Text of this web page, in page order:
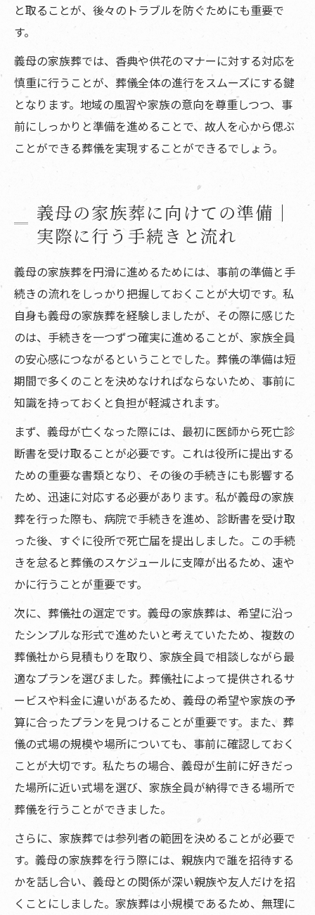
と取ることが、後々のトラブルを防ぐためにも重要で
す。
義母の家族葬では、香典や供花のマナーに対する対応を
慎重に行うことが、葬儀全体の進行をスムーズにする鍵
となります。地域の風習や家族の意向を尊重しつつ、事
前にしっかりと準備を進めることで、故人を心から偲ぶ
ことができる葬儀を実現することができるでしょう。
義母の家族葬に向けての準備｜
実際に行う手続きと流れ
義母の家族葬を円滑に進めるためには、事前の準備と手
続きの流れをしっかり把握しておくことが大切です。私
自身も義母の家族葬を経験しましたが、その際に感じた
のは、手続きを一つずつ確実に進めることが、家族全員
の安心感につながるということでした。葬儀の準備は短
期間で多くのことを決めなければならないため、事前に
知識を持っておくと負担が軽減されます。
まず、義母が亡くなった際には、最初に医師から死亡診
断書を受け取ることが必要です。これは役所に提出する
ための重要な書類となり、その後の手続きにも影響する
ため、迅速に対応する必要があります。私が義母の家族
葬を行った際も、病院で手続きを進め、診断書を受け取
った後、すぐに役所で死亡届を提出しました。この手続
きを怠ると葬儀のスケジュールに支障が出るため、速や
かに行うことが重要です。
次に、葬儀社の選定です。義母の家族葬は、希望に沿っ
たシンプルな形式で進めたいと考えていたため、複数の
葬儀社から見積もりを取り、家族全員で相談しながら最
適なプランを選びました。葬儀社によって提供されるサ
ービスや料金に違いがあるため、義母の希望や家族の予
算に合ったプランを見つけることが重要です。また、葬
儀の式場の規模や場所についても、事前に確認しておく
ことが大切です。私たちの場合、義母が生前に好きだっ
た場所に近い式場を選び、家族全員が納得できる場所で
葬儀を行うことができました。
さらに、家族葬では参列者の範囲を決めることが必要で
す。義母の家族葬を行う際には、親族内で誰を招待する
かを話し合い、義母との関係が深い親族や友人だけを招
くことにしました。家族葬は小規模であるため、無理に